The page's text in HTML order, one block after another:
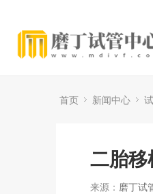
首页 新闻中心
二胎
来源： 磨丁试